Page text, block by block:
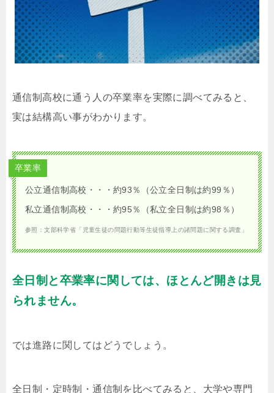
通信制高校に通う人の卒業率を実際に調べてみると、
実は結構高い事がわかります。
卒業率
公立通信制高校・・・約93％（公立全日制は約99％）
私立通信制高校・・・約95％（私立全日制は約98％）
参照：文部科学省「児童生徒の問題行動等生徒指導上の諸問題に関する調査」
全日制と卒業率に関しては、ほとんど開きは見
られません。
では進路に関してはどうでしょう。
全日制・定時制・通信制を比べてみると、大学や専門